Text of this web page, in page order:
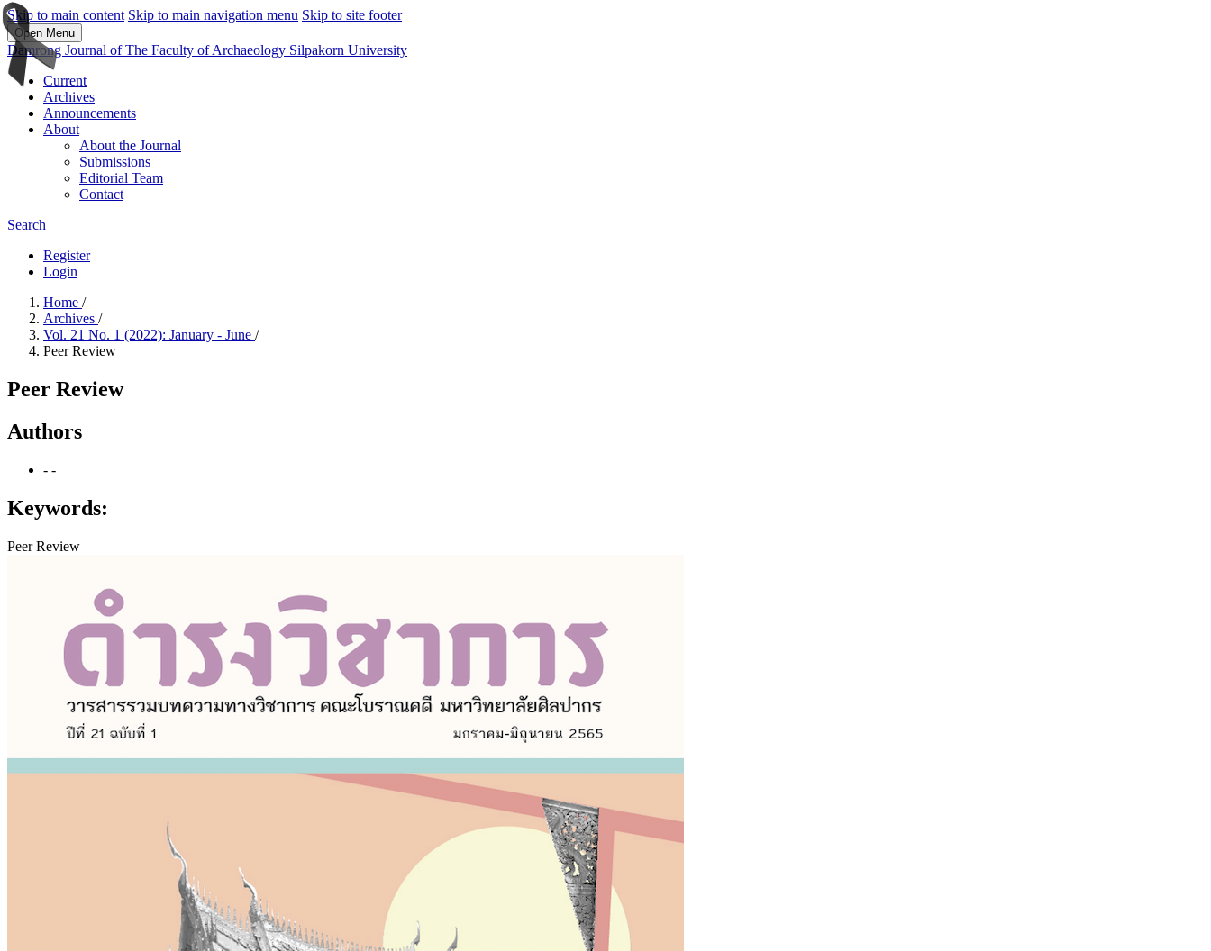
Skip to main content Skip to main navigation menu Skip to site footer
Open Menu
Damrong Journal of The Faculty of Archaeology Silpakorn University
Current
Archives
Announcements
About
About the Journal
Submissions
Editorial Team
Contact
Search
Register
Login
Home /
Archives /
Vol. 21 No. 1 (2022): January - June /
Peer Review
Peer Review
Authors
- -
Keywords:
Peer Review